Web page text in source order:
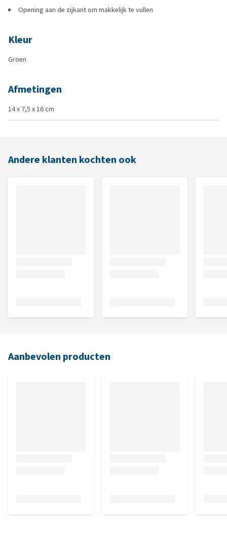
Opening aan de zijkant om makkelijk te vullen
Kleur
Groen
Afmetingen
14 x 7,5 x 16 cm
Andere klanten kochten ook
Aanbevolen producten